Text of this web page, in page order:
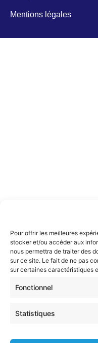
Pour offrir les meilleures
stocker et/ou accéder aux
nous permettra de traiter des
sur ce site. Le fait de ne pas
sur certaines caractéristiques
Fonctionnel
Statistiques
Mentions légales